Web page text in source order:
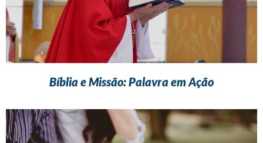
Bíblia e Missão: Palavra em Ação